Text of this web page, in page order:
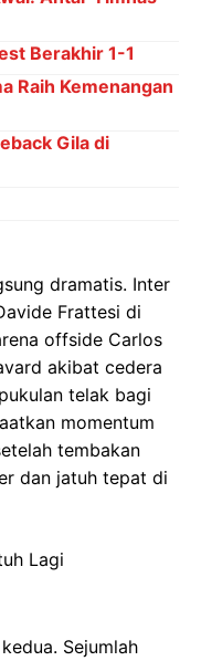
Berakhir 1-1
Raih Kemenangan
Gila di
dramatis. Inter
Frattesi di
offside Carlos
akibat cedera
telak bagi
momentum
tembakan
dan jatuh tepat di
Sejumlah